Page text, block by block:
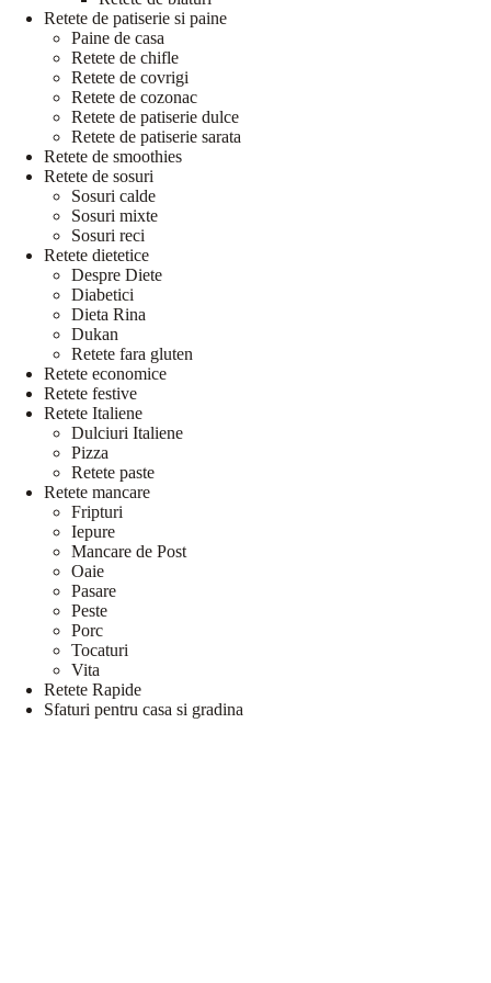
Retete de patiserie si paine
Paine de casa
Retete de chifle
Retete de covrigi
Retete de cozonac
Retete de patiserie dulce
Retete de patiserie sarata
Retete de smoothies
Retete de sosuri
Sosuri calde
Sosuri mixte
Sosuri reci
Retete dietetice
Despre Diete
Diabetici
Dieta Rina
Dukan
Retete fara gluten
Retete economice
Retete festive
Retete Italiene
Dulciuri Italiene
Pizza
Retete paste
Retete mancare
Fripturi
Iepure
Mancare de Post
Oaie
Pasare
Peste
Porc
Tocaturi
Vita
Retete Rapide
Sfaturi pentru casa si gradina